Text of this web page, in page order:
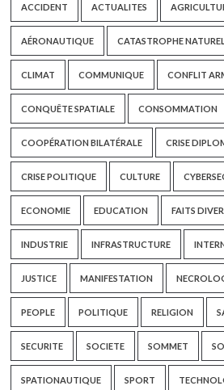
ACCIDENT ACTUALITES
AÉRONAUTIQUE CATASTROPHE
CLIMAT COMMUNIQUE CONFLIT
CONQUÊTE SPATIALE CONSOMMATION
COOPÉRATION BILATÉRALE CRISE
CRISE POLITIQUE CULTURE
ECONOMIE EDUCATION FAITS
INDUSTRIE INFRASTRUCTURE
JUSTICE MANIFESTATION
PEOPLE POLITIQUE RELIGION
SECURITE SOCIETE SOMMET
SPATIONAUTIQUE SPORT